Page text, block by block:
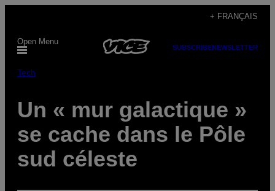
content
+ FRANÇAIS
Open Menu
SUBSCRIBENEWSLETTER
Tech
Un « mur galactique »
se cache dans le Pôle
sud céleste